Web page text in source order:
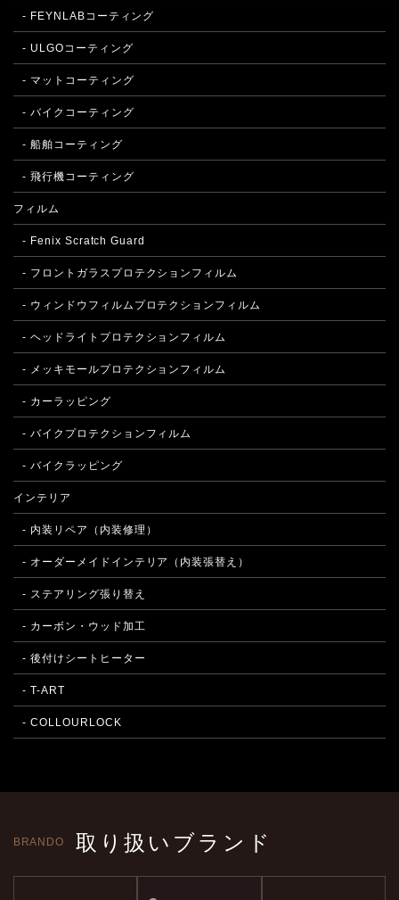
- FEYNLABコーティング
- ULGOコーティング
- マットコーティング
- バイクコーティング
- 船舶コーティング
- 飛行機コーティング
フィルム
- Fenix Scratch Guard
- フロントガラスプロテクションフィルム
- ウィンドウフィルムプロテクションフィルム
- ヘッドライトプロテクションフィルム
- メッキモールプロテクションフィルム
- カーラッピング
- バイクプロテクションフィルム
- バイクラッピング
インテリア
- 内装リペア（内装修理）
- オーダーメイドインテリア（内装張替え）
- ステアリング張り替え
- カーボン・ウッド加工
- 後付けシートヒーター
- T-ART
- COLLOURLOCK
BRANDO 取り扱いブランド